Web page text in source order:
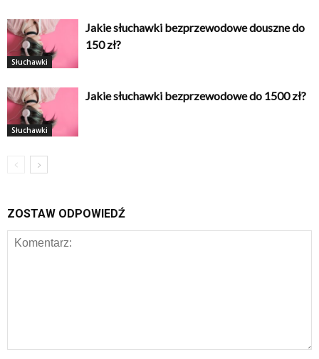
Słuchawki
Jakie słuchawki bezprzewodowe douszne do
150 zł?
Słuchawki
Jakie słuchawki bezprzewodowe do 1500 zł?
ZOSTAW ODPOWIEDŹ